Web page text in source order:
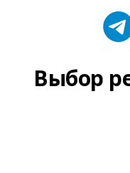
Выбор